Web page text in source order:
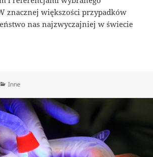
znacznej większości przypadków
nas najzwyczajniej w świecie
Kategorie
Inne